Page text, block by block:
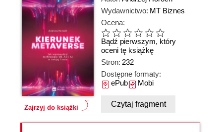
Zajrzyj do książki
Wydawnictwo: MT Biznes
Ocena:
Bądź pierwszym, który
oceni tę książkę
Stron: 232
Dostępne formaty:
ePubMobi
Czytaj fragment